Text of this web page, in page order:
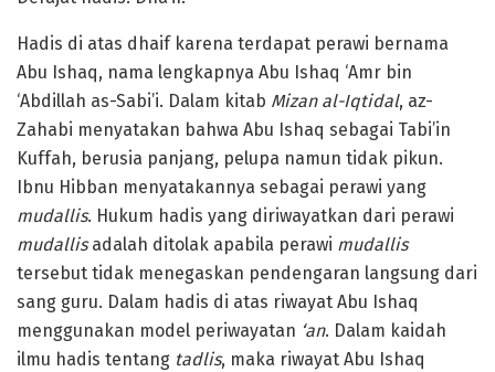
Hadis di atas dhaif karena terdapat perawi bernama
Abu Ishaq, nama lengkapnya Abu Ishaq ‘Amr bin
‘Abdillah as-Sabi’i. Dalam kitab Mizan al-Iqtidal, az-
Zahabi menyatakan bahwa Abu Ishaq sebagai Tabi’in
Kuffah, berusia panjang, pelupa namun tidak pikun.
Ibnu Hibban menyatakannya sebagai perawi yang
mudallis. Hukum hadis yang diriwayatkan dari perawi
mudallisadalah ditolak apabila perawi mudallis
tersebut tidak menegaskan pendengaran langsung dari
sang guru. Dalam hadis di atas riwayat Abu Ishaq
menggunakan model periwayatan ‘an. Dalam kaidah
ilmu hadis tentang tadlis, maka riwayat Abu Ishaq